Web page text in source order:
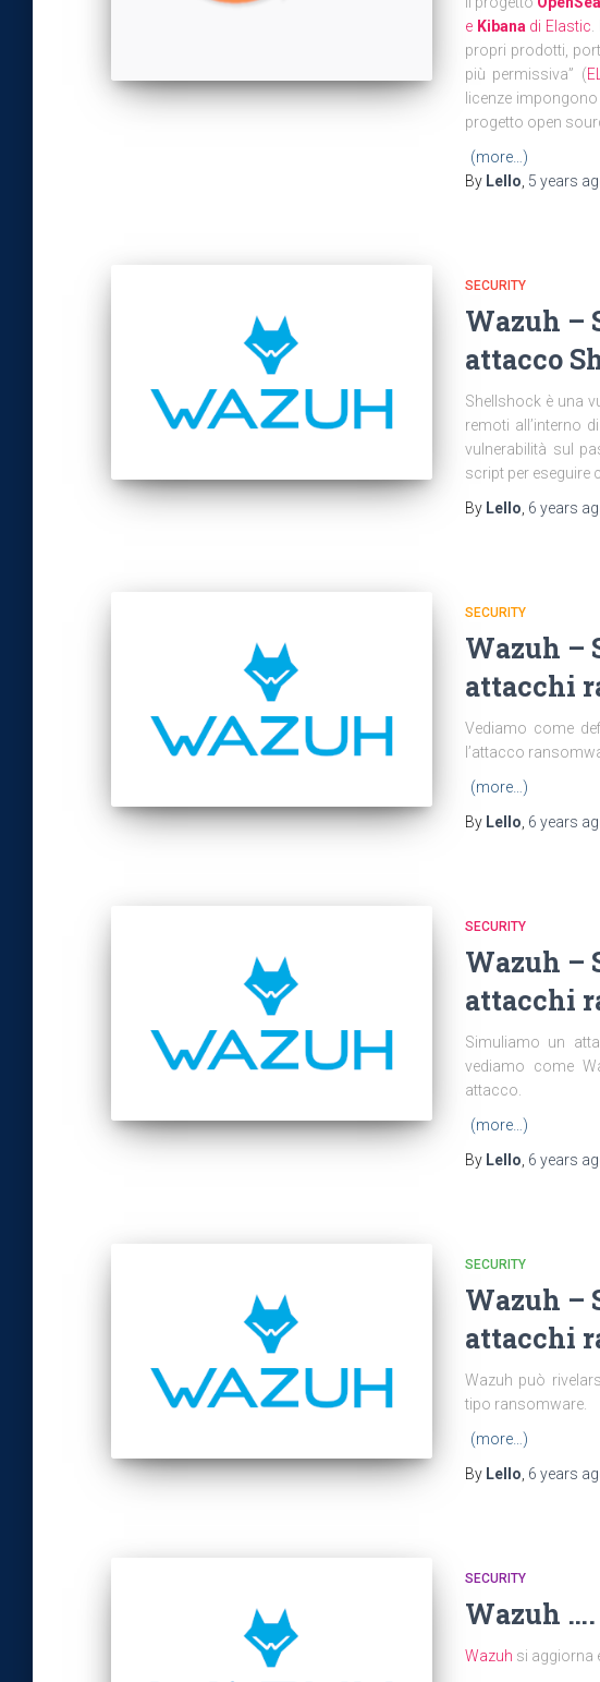
e Kibana di Elastic
propri prodotti,
più permissiva” (
licenze
progetto open
(more…)
By Lello 5 years
SECURITY
Wazuh –
attacco
Shellshock è una
remoti all’interno
vulnerabilità sul
script per eseguire
By Lello 6 years
SECURITY
Wazuh –
attacchi
Vediamo come
l’attacco
(more…)
By Lello 6 years
SECURITY
Wazuh –
attacchi
Simuliamo un
vediamo come
attacco.
(more…)
By Lello 6 years
SECURITY
Wazuh –
attacchi
Wazuh può
tipo ransomware.
(more…)
By Lello 6 years
SECURITY
Wazuh ….
Wazuh si aggiorna